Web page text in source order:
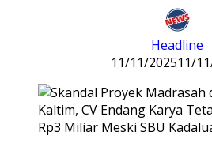
Headline
11/11/202511/